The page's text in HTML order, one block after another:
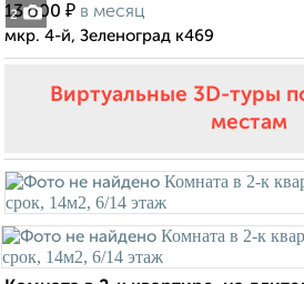
2
13 000 ₽ в месяц
мкр. 4-й, Зеленоград к469
Виртуальные 3D-туры
местам